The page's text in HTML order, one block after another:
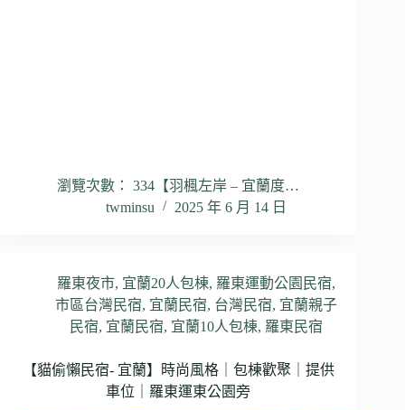
瀏覽次數： 334【羽楓左岸 – 宜蘭度…
twminsu
2025 年 6 月 14 日
羅東夜市, 宜蘭20人包棟, 羅東運動公園民宿,
市區台灣民宿, 宜蘭民宿, 台灣民宿, 宜蘭親子
民宿, 宜蘭民宿, 宜蘭10人包棟, 羅東民宿
【貓偷懶民宿- 宜蘭】時尚風格｜包棟歡聚｜提供
車位｜羅東運東公園旁